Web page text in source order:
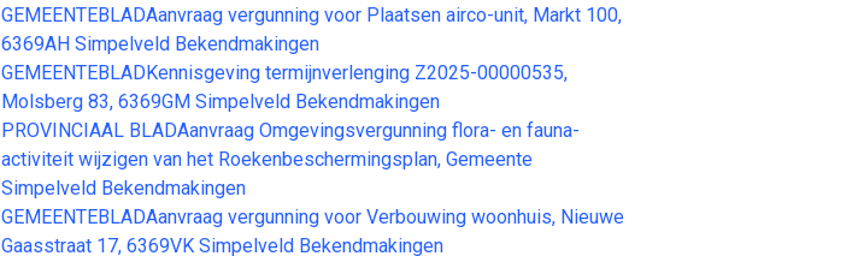
GEMEENTEBLADAanvraag vergunning voor Plaatsen airco-unit, Markt 100,
6369AH Simpelveld Bekendmakingen
GEMEENTEBLADKennisgeving termijnverlenging Z2025-00000535,
Molsberg 83, 6369GM Simpelveld Bekendmakingen
PROVINCIAAL BLADAanvraag Omgevingsvergunning flora- en fauna-
activiteit wijzigen van het Roekenbeschermingsplan, Gemeente
Simpelveld Bekendmakingen
GEMEENTEBLADAanvraag vergunning voor Verbouwing woonhuis, Nieuwe
Gaasstraat 17, 6369VK Simpelveld Bekendmakingen